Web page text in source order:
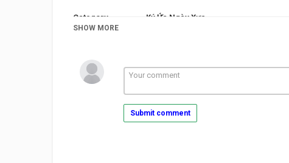
Category
Ký Ức Ngày Xưa
Tags
SHOW MORE
Submit comment